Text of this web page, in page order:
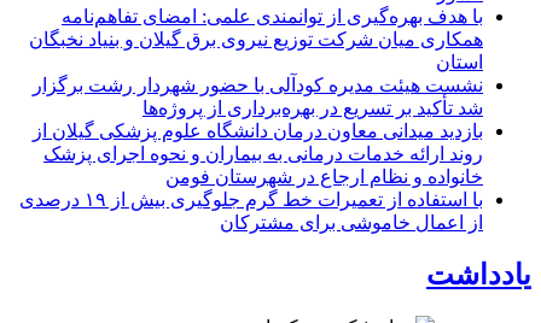
با هدف بهره‌گیری از توانمندی علمی: امضای تفاهم‌نامه
همكاری میان شركت توزیع نیروی برق گیلان و بنیاد نخبگان
استان
نشست هیئت مدیره کودآلی با حضور شهردار رشت برگزار
شد تأکید بر تسریع در بهره‌برداری از پروژه‌ها
بازدید میدانی معاون درمان دانشگاه علوم پزشکی گیلان از
روند ارائه خدمات درمانی به بیماران و نحوه اجرای پزشک
خانواده و نظام ارجاع در شهرستان فومن
با استفاده از تعمیرات خط گرم جلوگیری بیش از ۱۹ درصدی
از اعمال خاموشی برای مشتركان
یادداشت